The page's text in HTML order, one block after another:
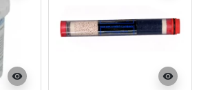
visibility visibility